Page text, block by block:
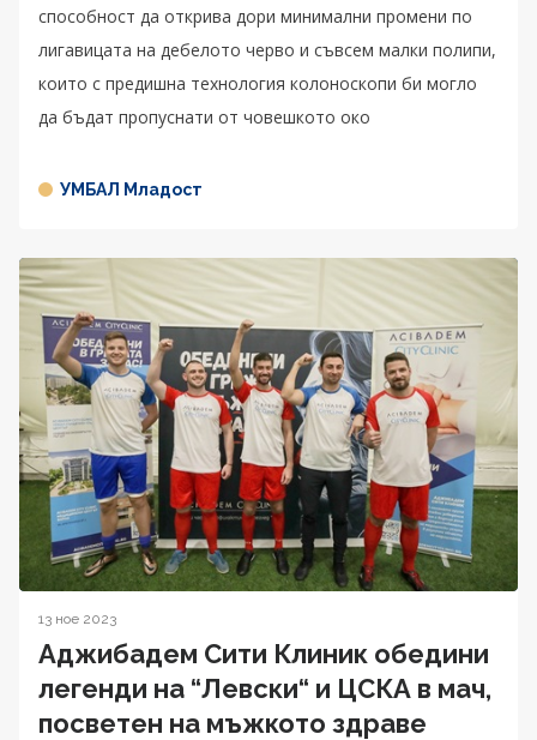
способност да открива дори минимални промени по
лигавицата на дебелото черво и съвсем малки полипи,
които с предишна технология колоноскопи би могло
да бъдат пропуснати от човешкото око
УМБАЛ Младост
13 ное 2023
Аджибадем Сити Клиник обедини
легенди на “Левски“ и ЦСКА в мач,
посветен на мъжкото здраве